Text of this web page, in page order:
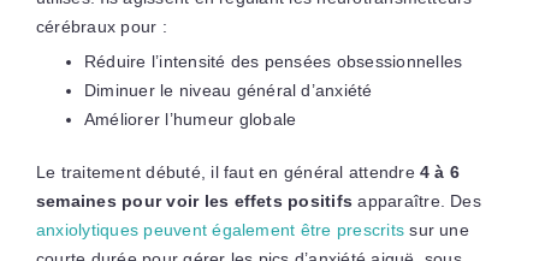
cérébraux pour :
Réduire l’intensité des pensées obsessionnelles
Diminuer le niveau général d’anxiété
Améliorer l’humeur globale
Le traitement débuté, il faut en général attendre4 à 6
semaines pour voir les effets positifs apparaître. Des
anxiolytiques peuvent également être prescrits sur une